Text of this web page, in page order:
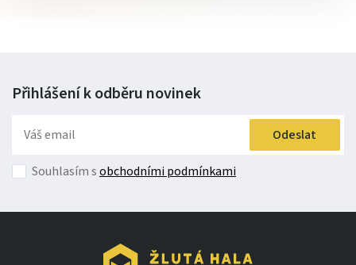
Přihlášení k odběru novinek
Odeslat
Souhlasím sobchodními podmínkami